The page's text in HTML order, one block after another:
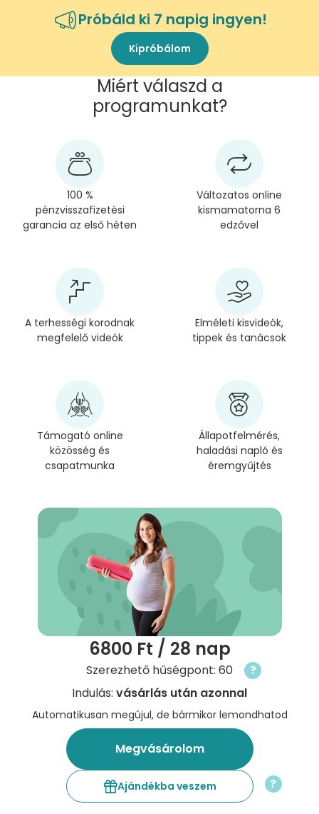
Próbáld ki 7 napig ingyen!
Kipróbálom
Miért válaszd a
programunkat?
100 %
pénzvisszafizetési
garancia az első héten
Változatos online
kismamatorna 6
edzővel
A terhességi korodnak
megfelelő videók
Elméleti kisvideók,
tippek és tanácsok
Támogató online
közösség és
csapatmunka
Állapotfelmérés,
haladási napló és
éremgyűjtés
6800 Ft / 28 nap
Szerezhető hűségpont: 60
?
Indulás: vásárlás után azonnal
Automatikusan megújul, de bármikor lemondhatod
Megvásárolom
Ajándékba veszem ?